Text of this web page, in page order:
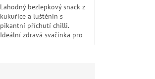
Lahodný bezlepkový snack z
kukuřice a luštěnin s
pikantní příchutí chilli.
Ideální zdravá svačinka pro